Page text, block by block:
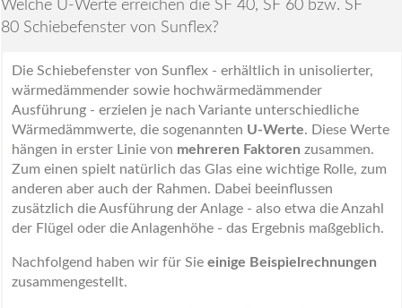
Welche U-Werte erreichen die SF 40, SF 60 bzw. SF
80 Schiebefenster von Sunflex?
Die Schiebefenster von Sunflex - erhältlich in unisolierter,
wärmedämmender sowie hochwärmedämmender
Ausführung - erzielen je nach Variante unterschiedliche
Wärmedämmwerte, die sogenannten U-Werte. Diese Werte
hängen in erster Linie von mehreren Faktoren zusammen.
Zum einen spielt natürlich das Glas eine wichtige Rolle, zum
anderen aber auch der Rahmen. Dabei beeinflussen
zusätzlich die Ausführung der Anlage - also etwa die Anzahl
der Flügel oder die Anlagenhöhe - das Ergebnis maßgeblich.
Nachfolgend haben wir für Sie einige Beispielrechnungen
zusammengestellt.